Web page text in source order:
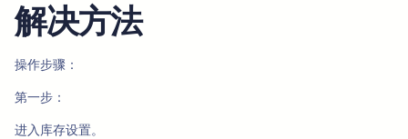
解决方法
操作步骤：
第一步：
进入库存设置。